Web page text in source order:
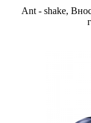
Ant - shake,